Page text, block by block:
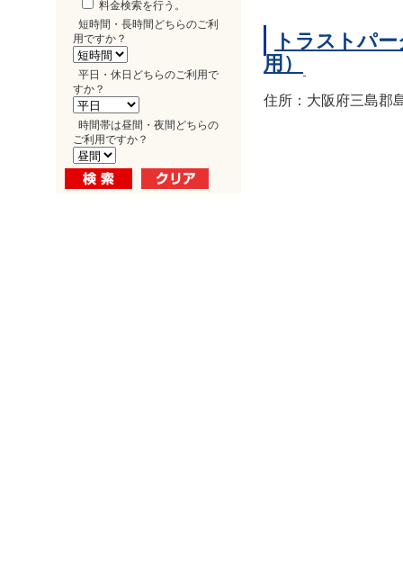
料金検索を行う。
短時間・長時間どちらのご利
用ですか？
平日・休日どちらのご利用で
すか？
時間帯は昼間・夜間どちらの
ご利用ですか？
トラストパ
用）
住所：大阪府三島郡